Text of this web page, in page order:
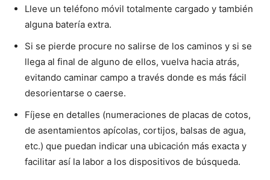
Lleve un teléfono móvil totalmente cargado y también
alguna batería extra.
Si se pierde procure no salirse de los caminos y si se
llega al final de alguno de ellos, vuelva hacia atrás,
evitando caminar campo a través donde es más fácil
desorientarse o caerse.
Fíjese en detalles (numeraciones de placas de cotos,
de asentamientos apícolas, cortijos, balsas de agua,
etc.) que puedan indicar una ubicación más exacta y
facilitar así la labor a los dispositivos de búsqueda.